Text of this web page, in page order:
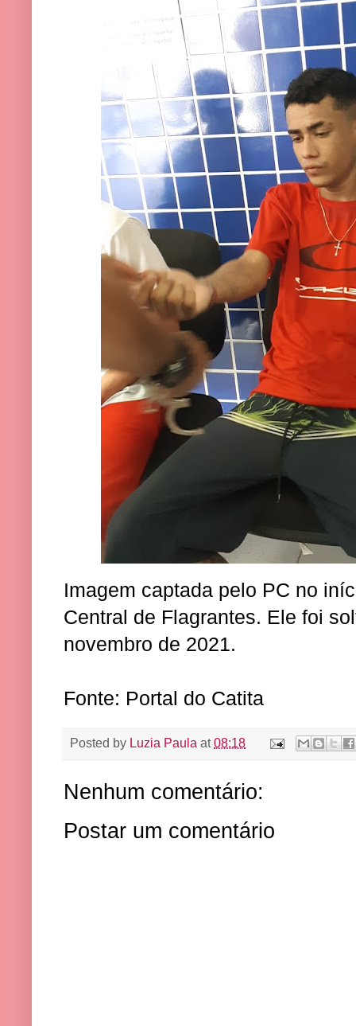
Imagem captada pelo PC no
Central de Flagrantes. Ele foi
novembro de 2021.
Fonte: Portal do Catita
Posted by Luzia Paula at08:18
Nenhum comentário:
Postar um comentário